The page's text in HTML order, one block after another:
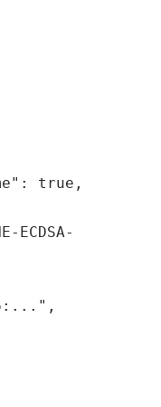
: true ,
ECDSA-
,